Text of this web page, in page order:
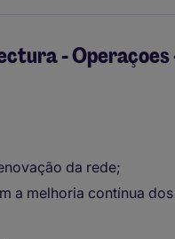
- Operaçoes
da rede;
a melhoria contínua